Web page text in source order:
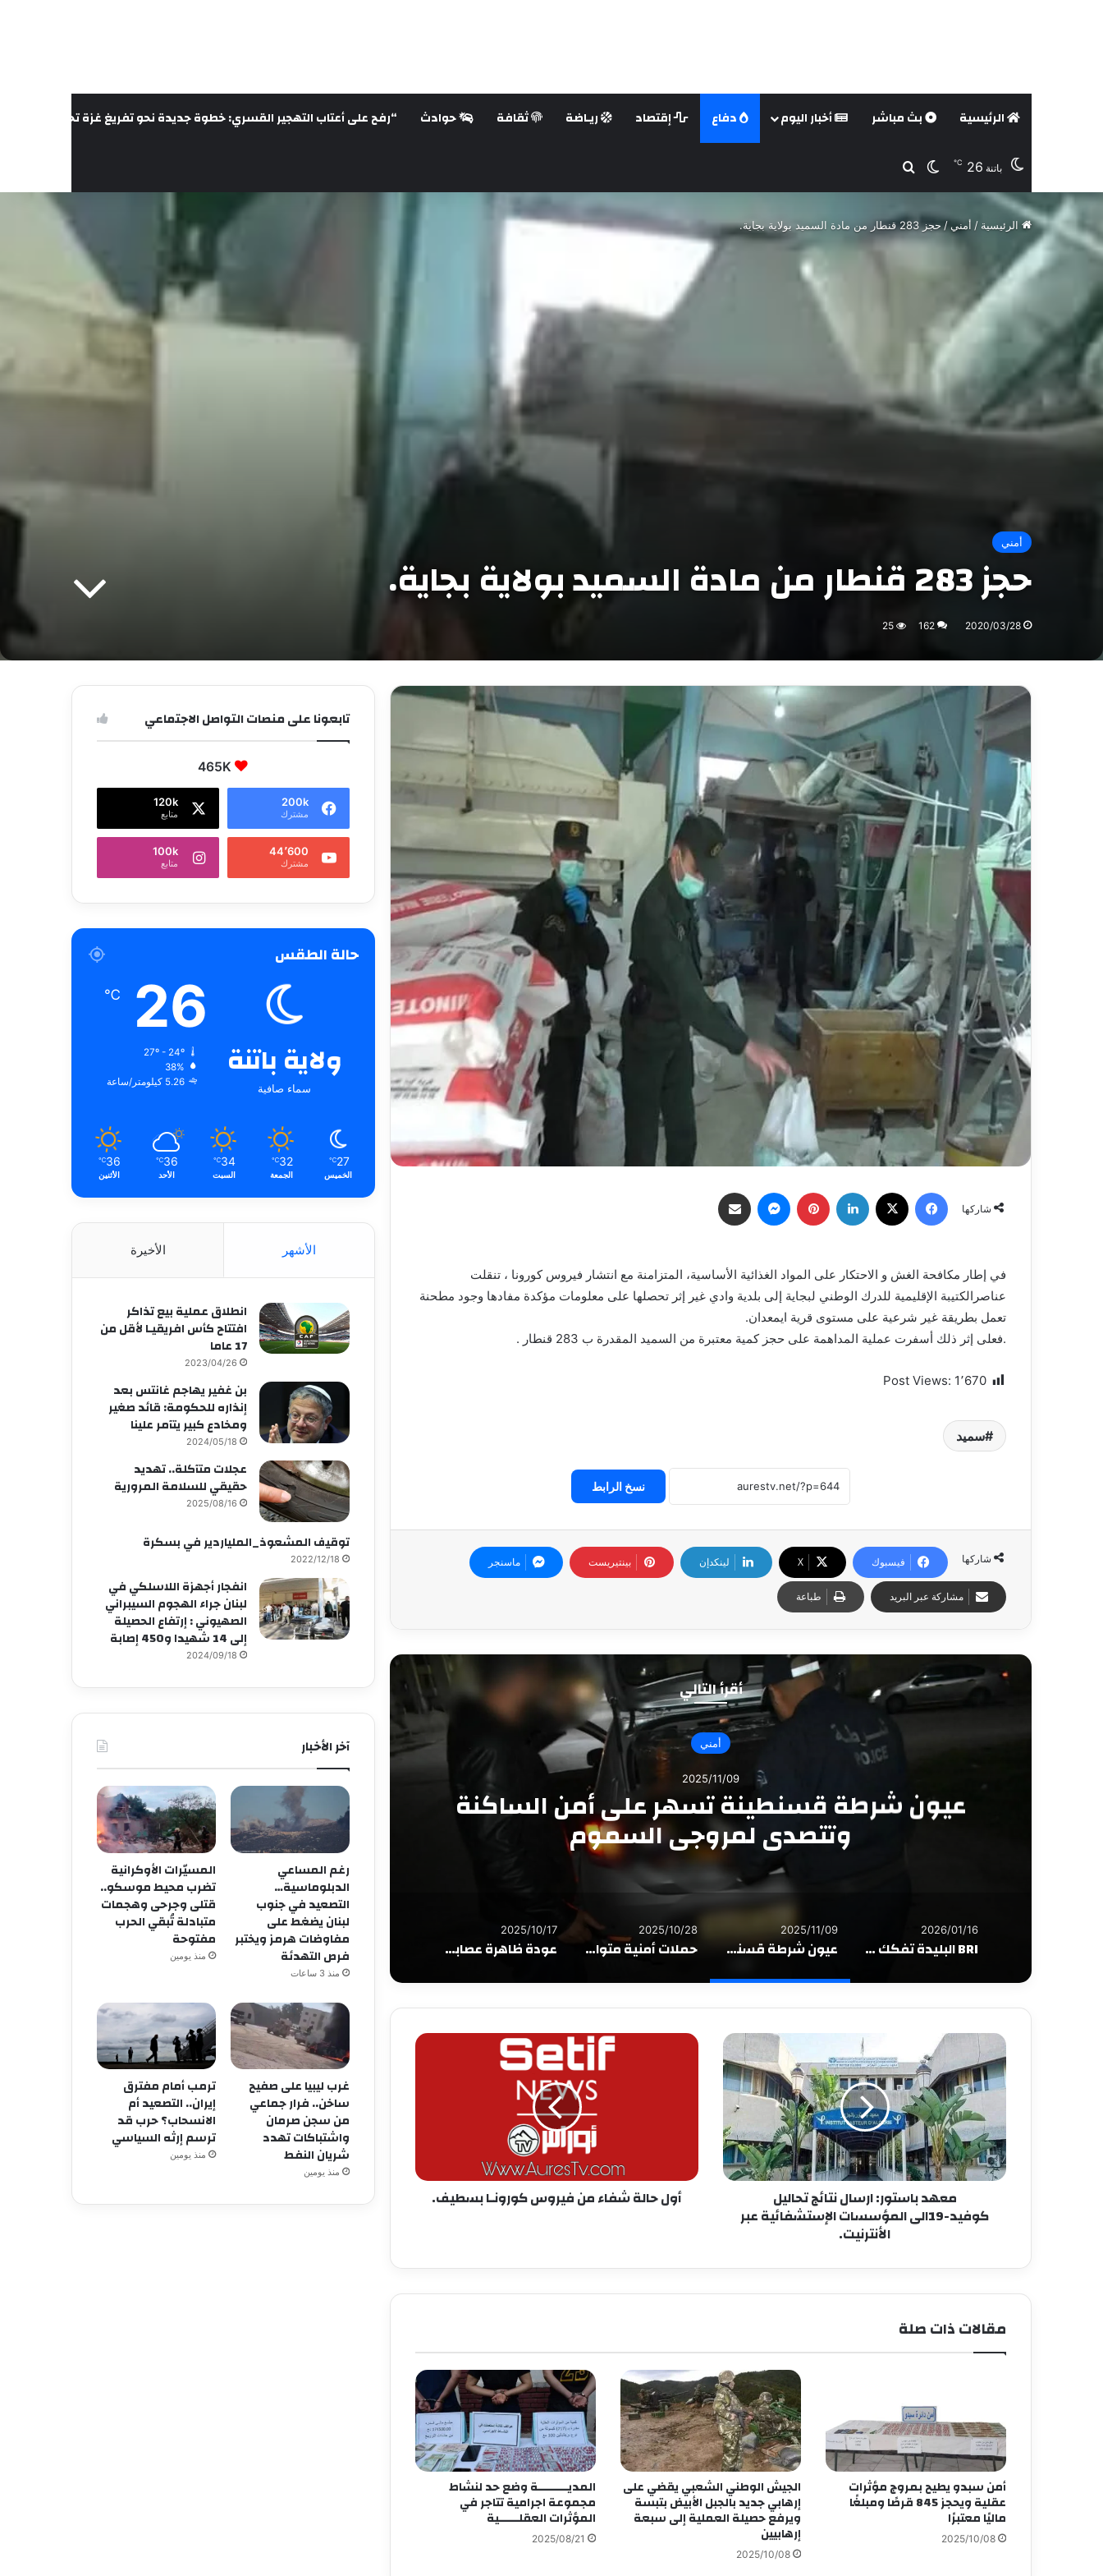
الرئيسية بث مباشر أخبار اليوم دفاع إقتصاد ريـاضة ثقافة حوادث “رفح على أعتاب التهجير القسري: خطوة جديدة نحو تفريغ غزة تحت غطاء
باتنة 26
℃ الوضع المظلم
بحث عن
الرئيسية / أمني / حجز 283 قنطار من مادة السميد بولاية بجاية.
أمني
حجز 283 قنطار من مادة السميد بولاية بجاية.
2020/03/28
162
25
شاركها
فيسبوك لينكدإن بينتيريست ماسنجر
في إطار مكافحة الغش و الاحتكار على المواد الغذائية الأساسية، المتزامنة مع انتشار فيروس كورونا ، تنقلت
عناصرالكتيبة الإقليمية للدرك الوطني لبجاية إلى بلدية وادي غير إثر تحصلها على معلومات مؤكدة مفادها وجود مطحنة
تعمل بطريقة غير شرعية على مستوى قرية ايمعدان.
.فعلى إثر ذلك أسفرت عملية المداهمة على حجز كمية معتبرة من السميد المقدرة ب 283 قنطار .
Post Views: 1٬670
سميد
نسخ الرابط
شاركها فيسبوك X لينكدإن بينتيريست ماسنجر
مشاركة عبر البريد طباعة
أقرأ التالي
أمني
2025/10/28
حملات أمنية متواصلة لتطهير الأحياء بقسنطينة عودة ظاهرة عصابات
فيديوهات “المقطّعين”
2026/01/16
BRI البليدة تفكك شبكة متورطة في جرائم سيبرانية وتوقف 4 أشخاص
2025/11/09
عيون شرطة قسنطينة تسهر على أمن الساكنة وتتصدى لمروجي السموم
2025/10/28
حملات أمنية متواصلة لتطهير الأحياء بقسنطينة
2025/10/17
عودة ظاهرة عصابات الأحياء إلى الواجهة… فيديوهات “المقطّعين” تثير القلق من جديد!
معهد باستور: ارسال نتائج تحاليل
كوفيد-19الى المؤسسات الإستشفائية عبر
الأنترنيت.
أول حالة شفاء من فيروس كورونـا بسطيف.
مقالات ذات صلة
أمن سبدو يطيح بمروج مؤثرات
عقلية ويحجز 845 قرصًا ومبلغًا
ماليًا معتبرًا
2025/10/08
الجيش الوطني الشعبي يقضي على
إرهابي جديد بالجبل الأبيض بتبسة
ويرفع حصيلة العملية إلى سبعة
إرهابيين
2025/10/08
المديـــــــــة وضع حد لنشاط
مجموعة اجرامية تتاجر في
المؤثرات العقلــــــية
2025/08/21
تابعونا على منصات التواصل الاجتماعي
465K
200k
مشترك
120k
متابع
44٬600
مشترك
100k
متابع
حالة الطقس
ولاية باتنة
سماء صافية
26
℃
27º - 24º
38%
5.26 كيلومتر/ساعة
27
℃
الخميس
32
℃
الجمعة
34
℃
السبت
36
℃
الأحد
36
℃
الأثنين
الأشهر الأخيرة
انطلاق عملية بيع تذاكر
افتتاح كأس افريقيـا لأقل من
17 عاما
2023/04/26
بن غفير يهاجم غانتس بعد
إنذاره للحكومة: قائد صغير
ومخادع كبير يتآمر علينا
2024/05/18
عجلات متآكلة.. تهديد
حقيقي للسلامة المرورية
2025/08/16
توقيف المشعوذ_الملياردير في بسكرة
2022/12/18
انفجار أجهزة اللاسلكي في
لبنان جراء الهجوم السيبراني
الصهيوني : إرتفاع الحصيلة
إلى 14 شهيدا و450 إصابة
2024/09/18
آخر الأخبار
رغم المساعي
الدبلوماسية…
التصعيد في جنوب
لبنان يضغط على
مفاوضات هرمز ويختبر
فرص التهدئة
منذ 3 ساعات
المسيّرات الأوكرانية
تضرب محيط موسكو..
قتلى وجرحى وهجمات
متبادلة تُبقي الحرب
مفتوحة
منذ يومين
غرب ليبيا على صفيح
ساخن.. فرار جماعي
من سجن صرمان
واشتباكات تهدد
شريان النفط
منذ يومين
ترمب أمام مفترق
إيران.. التصعيد أم
الانسحاب؟ حرب قد
ترسم إرثه السياسي
منذ يومين